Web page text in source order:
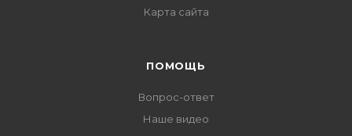
Карта сайта
ПОМОЩЬ
Вопрос-ответ
Наше видео